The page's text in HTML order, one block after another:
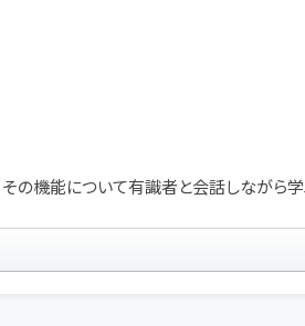
の機能について有識者と会話しながら学